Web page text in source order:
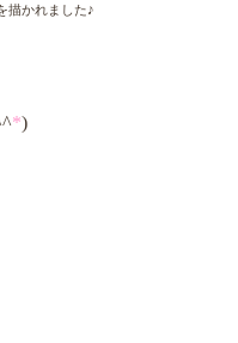
描かれました♪
*)